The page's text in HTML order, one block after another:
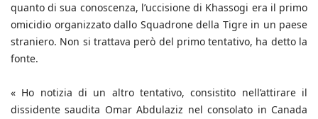
quanto di sua conoscenza, l’uccisione di Khassogi era il primo
omicidio organizzato dallo Squadrone della Tigre in un paese
straniero. Non si trattava però del primo tentativo, ha detto la
fonte.
« Ho notizia di un altro tentativo, consistito nell’attirare il
dissidente saudita Omar Abdulaziz nel consolato in Canada